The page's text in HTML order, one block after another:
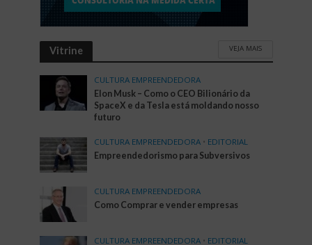
Vitrine VEJA MAIS
CULTURA EMPREENDEDORA
Elon Musk – Como o CEO Bilionário da
SpaceX e da Tesla está moldando nosso
futuro
CULTURA EMPREENDEDORA • EDITORIAL
Empreendedorismo para Subversivos
CULTURA EMPREENDEDORA
Como Comprar e vender empresas
CULTURA EMPREENDEDORA • EDITORIAL